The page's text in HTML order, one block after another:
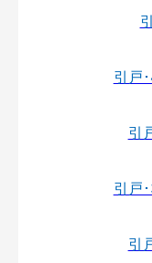
引戸
引
引戸
引